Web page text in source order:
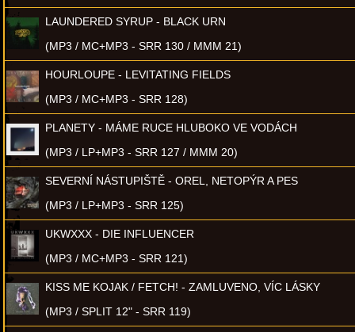
LAUNDERED SYRUP - BLACK URN
(MP3 / MC+MP3 - SRR 130 / MMM 21)
HOURLOUPE - LEVITATING FIELDS
(MP3 / MC+MP3 - SRR 128)
PLANETY - MÁME RUCE HLUBOKO VE VODÁCH
(MP3 / LP+MP3 - SRR 127 / MMM 20)
SEVERNÍ NÁSTUPIŠTĚ - OREL, NETOPÝR A PES
(MP3 / LP+MP3 - SRR 125)
UKWXXX - DIE INFLUENCER
(MP3 / MC+MP3 - SRR 121)
KISS ME KOJAK / FETCH! - ZAMLUVENO, VÍC LÁSKY
(MP3 / SPLIT 12" - SRR 119)